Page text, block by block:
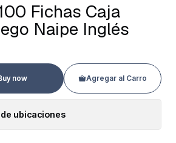
Fichas Caja
Naipe Inglés
Agregar al Carro
now
ubicaciones